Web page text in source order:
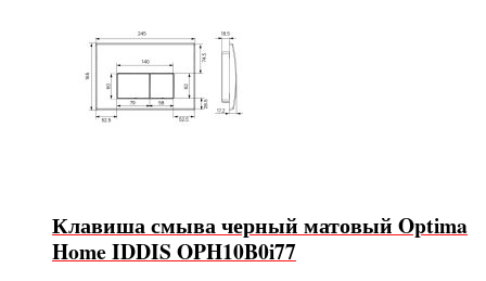
Клавиша смыва черный матовый Optima
Home IDDIS OPH10B0i77